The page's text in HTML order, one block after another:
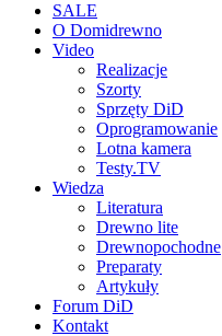
SALE
O Domidrewno
Video
Realizacje
Szorty
Sprzęty DiD
Oprogramowanie
Lotna kamera
Testy.TV
Wiedza
Literatura
Drewno lite
Drewnopochodne
Preparaty
Artykuły
Forum DiD
Kontakt